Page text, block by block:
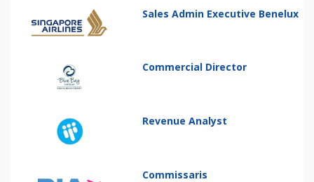
Sales Admin Executive Benelux
Commercial Director
Revenue Analyst
Commissaris